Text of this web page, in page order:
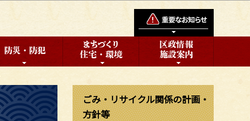
ごみ・リサイクル関係の計画・
方針等